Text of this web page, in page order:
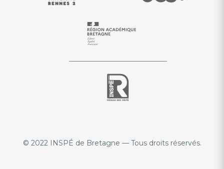
© 2022 INSPÉ de Bretagne — Tous droits réservés.